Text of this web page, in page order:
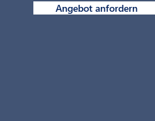
Angebot anfordern